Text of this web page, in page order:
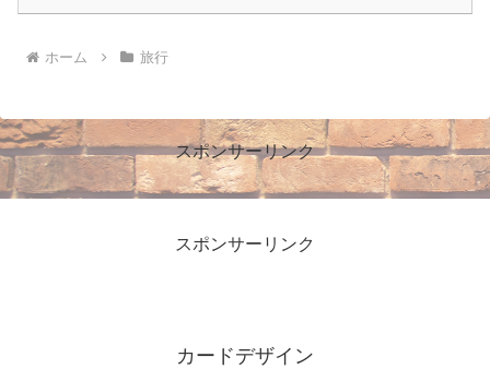
ホーム 旅行
スポンサーリンク
スポンサーリンク
カードデザイン